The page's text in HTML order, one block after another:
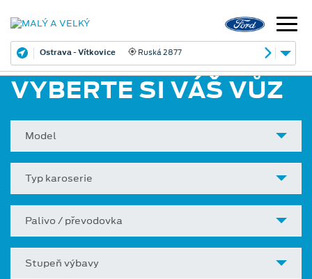
Ostrava - Vítkovice Ruská 2877
VYBERTE SI VÁŠ VŮZ
Model
Typ karoserie
Palivo / převodovka
Stupeň výbavy